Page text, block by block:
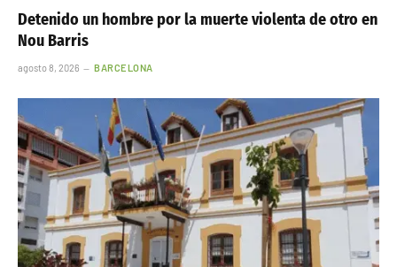
Detenido un hombre por la muerte violenta de otro en
Nou Barris
agosto 8, 2026 BARCELONA